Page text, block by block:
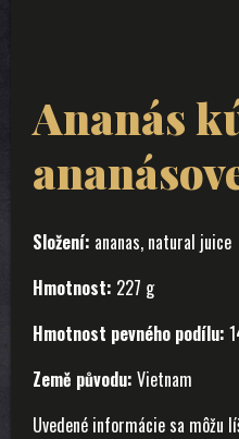
Ananás
Složení: ananas, natural juice
Hmotnost: 227 g
Hmotnost pevného podílu:
Země původu: Vietnam
Uvedené informácie sa môžu